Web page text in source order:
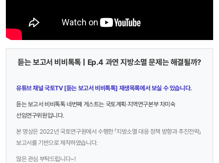
듣는 보고서 비비톡톡 | Ep.4 과연 지방소멸 문제는 해결될까?
유튜브 채널 국토TV [듣는 보고서 비비톡톡] 재생목록에서 보실 수 있습니다.
듣는 보고서 비비톡톡 네번째 게스트는 국토계획·지역연구본부 차미숙
선임연구위원입니다.
본 영상은 2022년 국토연구원에서 수행한 「지방소멸 대응 정책 방향과 추진전략」
보고서를 기반으로 제작하였습니다.
많은 관심 부탁드립니다~!